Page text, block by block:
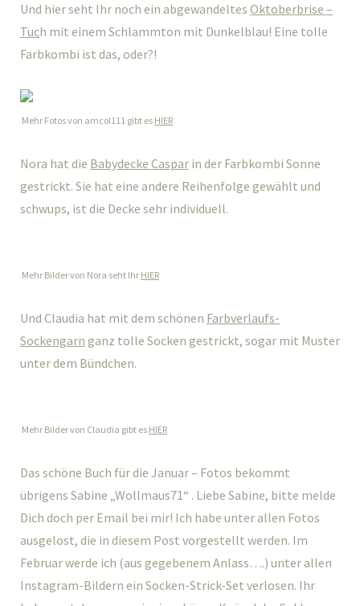
Und hier seht Ihr noch ein abgewandeltes Oktoberbrise –
Tuch mit einem Schlammton mit Dunkelblau! Eine tolle
Farbkombi ist das, oder?!
Mehr Fotos von amcol111 gibt es HIER
Nora hat die Babydecke Caspar in der Farbkombi Sonne
gestrickt. Sie hat eine andere Reihenfolge gewählt und
schwups, ist die Decke sehr individuell.
Mehr Bilder von Nora seht Ihr HIER
Und Claudia hat mit dem schönen Farbverlaufs-
Sockengarn ganz tolle Socken gestrickt, sogar mit Muster
unter dem Bündchen.
Mehr Bilder von Claudia gibt es HIER
Das schöne Buch für die Januar – Fotos bekommt
übrigens Sabine „Wollmaus71“ . Liebe Sabine, bitte melde
Dich doch per Email bei mir! Ich habe unter allen Fotos
ausgelost, die in diesem Post vorgestellt werden. Im
Februar werde ich (aus gegebenem Anlass….) unter allen
Instagram-Bildern ein Socken-Strick-Set verlosen. Ihr